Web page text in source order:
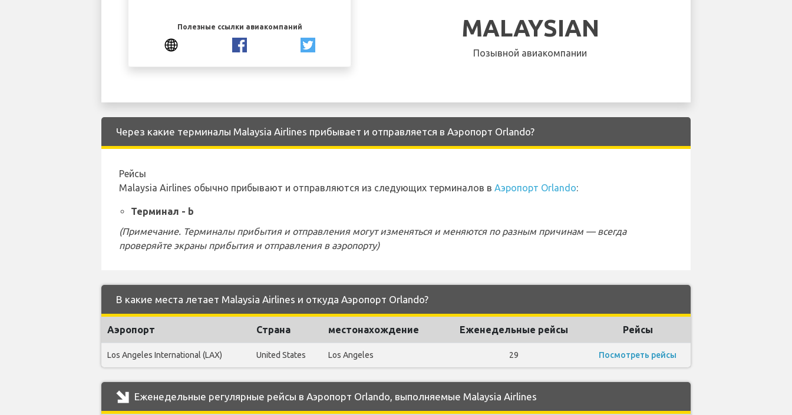
Полезные ссылки авиакомпаний MALAYSIAN
Позывной авиакомпании
Через какие терминалы Malaysia Airlines прибывает и отправляется в Аэропорт Orlando?
Рейсы
Malaysia Airlines обычно прибывают и отправляются из следующих терминалов в Аэропорт Orlando:
Терминал - b
(Примечание. Терминалы прибытия и отправления могут изменяться и меняются по разным причинам — всегда
проверяйте экраны прибытия и отправления в аэропорту)
В какие места летает Malaysia Airlines и откуда Аэропорт Orlando?
Аэропорт Страна местонахождение Еженедельные рейсы Рейсы
Los Angeles International (LAX) United States Los Angeles 29 Посмотреть рейсы
Еженедельные регулярные рейсы в Аэропорт Orlando, выполняемые Malaysia Airlines